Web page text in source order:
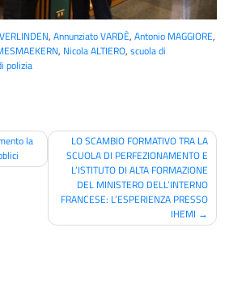
, Annunziato VARDÈ, Antonio MAGGIORE,
, Nicola ALTIERO, scuola di
polizia
la
LO SCAMBIO FORMATIVO TRA LA
SCUOLA DI PERFEZIONAMENTO E
L’ISTITUTO DI ALTA FORMAZIONE
DEL MINISTERO DELL’INTERNO
FRANCESE: L’ESPERIENZA PRESSO
IHEMI